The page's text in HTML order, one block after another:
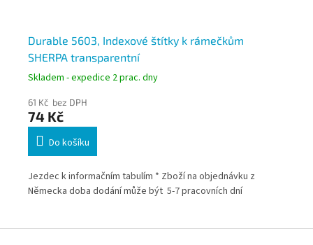
Durable 5603, Indexové štítky k rámečkům
SHERPA transparentní
Skladem - expedice 2 prac. dny
61 Kč bez DPH
74 Kč
Do košíku
Jezdec k informačním tabulím * Zboží na objednávku z
Německa doba dodání může být 5-7 pracovních dní